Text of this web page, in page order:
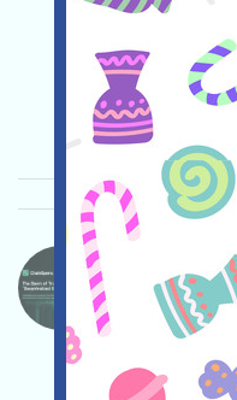
空投！
关联: 需申请
2025/07/15
Chainopera
Layer1項目
的前提下鏈
期的空投！